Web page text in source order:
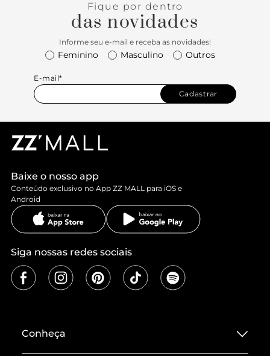
Fique por dentro
das novidades
Informe seu e-mail e receba as novidades!
Feminino Masculino Outros
E-mail*
Cadastrar
Baixe o nosso app
Conteúdo exclusivo no App ZZ MALL para iOS e
Android
Siga nossas redes sociais
Conheça